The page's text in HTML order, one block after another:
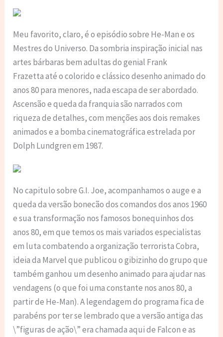
Meu favorito, claro, é o episódio sobre He-Man e os
Mestres do Universo. Da sombria inspiração inicial nas
artes bárbaras bem adultas do genial Frank
Frazetta até o colorido e clássico desenho animado do
anos 80 para menores, nada escapa de ser abordado.
Ascensão e queda da franquia são narrados com
riqueza de detalhes, com menções aos dois remakes
animados e a bomba cinematográfica estrelada por
Dolph Lundgren em 1987.
No capitulo sobre G.I. Joe, acompanhamos o auge e a
queda da versão bonecão dos comandos dos anos 1960
e sua transformação nos famosos bonequinhos dos
anos 80, em que temos os mais variados especialistas
em luta combatendo a organização terrorista Cobra,
ideia da Marvel que publicou o gibizinho do grupo que
também ganhou um desenho animado para ajudar nas
vendagens (o que foi uma constante nos anos 80, a
partir de He-Man). A legendagem do programa fica de
parabéns por ter se lembrado que a versão antiga das
\”figuras de ação\” era chamada aqui de Falcon e as